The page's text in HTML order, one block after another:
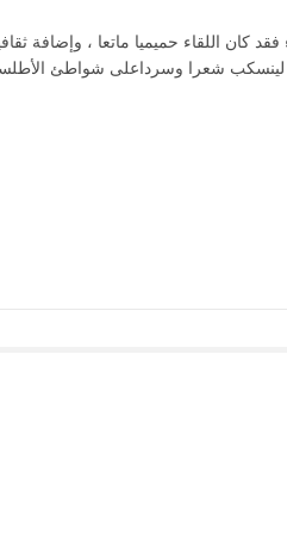
كان اللقاء حميميا ماتعا ، وإضافة
لينسكب شعرا وسرداعلى شواطئ